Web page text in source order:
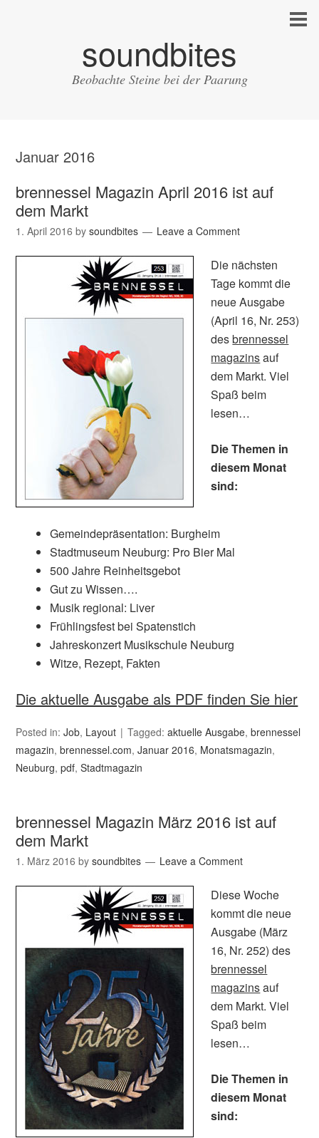
soundbites
Beobachte Steine bei der Paarung
Januar 2016
brennessel Magazin April 2016 ist auf
dem Markt
1. April 2016 bysoundbites Leave a Comment
Die nächsten
Tage kommt die
neue Ausgabe
(April 16, Nr. 253)
desbrennessel
magazinsauf
dem Markt. Viel
Spaß beim
lesen…
Die Themen in
diesem Monat
sind:
Gemeindepräsentation: Burgheim
Stadtmuseum Neuburg: Pro Bier Mal
500 Jahre Reinheitsgebot
Gut zu Wissen….
Musik regional: Liver
Frühlingsfest bei Spatenstich
Jahreskonzert Musikschule Neuburg
Witze, Rezept, Fakten
Die aktuelle Ausgabe als PDF finden Sie hier
Posted in:Job, Layout Tagged:aktuelle Ausgabe,brennessel
magazin,brennessel.com,Januar 2016, Monatsmagazin,
Neuburg,pdf,Stadtmagazin
brennessel Magazin März 2016 ist auf
dem Markt
1. März 2016 bysoundbites Leave a Comment
Diese Woche
kommt die neue
Ausgabe (März
16, Nr. 252) des
brennessel
magazinsauf
dem Markt. Viel
Spaß beim
lesen…
Die Themen in
diesem Monat
sind: